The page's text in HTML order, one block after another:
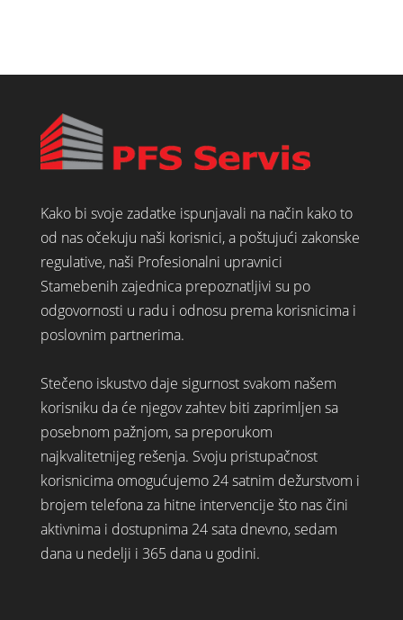
Kako bi svoje zadatke ispunjavali na način kako to
od nas očekuju naši korisnici, a poštujući zakonske
regulative, naši Profesionalni upravnici
Stamebenih zajednica prepoznatljivi su po
odgovornosti u radu i odnosu prema korisnicima i
poslovnim partnerima.
Stečeno iskustvo daje sigurnost svakom našem
korisniku da će njegov zahtev biti zaprimljen sa
posebnom pažnjom, sa preporukom
najkvalitetnijeg rešenja. Svoju pristupačnost
korisnicima omogućujemo 24 satnim dežurstvom i
brojem telefona za hitne intervencije što nas čini
aktivnima i dostupnima 24 sata dnevno, sedam
dana u nedelji i 365 dana u godini.